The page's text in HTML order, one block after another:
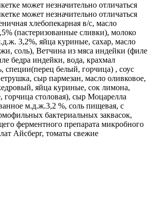
может незначительно отличаться
может незначительно отличаться
хлебопекарная в/с, масло
(пастеризованные сливки), молоко
3,2%, яйца куриные, сахар, масло
соль), Ветчина из мяса индейки (филе
бедра индейки, вода, крахмал
специи(перец белый, горчица) , соус
сыр пармезан, масло оливковое,
яйца куриные, сок лимона,
горчица столовая), сыр Моцарелла
м.д.ж.3,2 %, соль пищевая, с
бактериальных заквасок,
ферментного препарата микробного
Айсберг, томаты свежие